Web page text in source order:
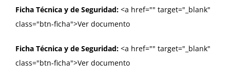
Ficha Técnica y de Seguridad: <a href="" target="_blank"
class="btn-ficha">Ver documento
Ficha Técnica y de Seguridad: <a href="" target="_blank"
class="btn-ficha">Ver documento